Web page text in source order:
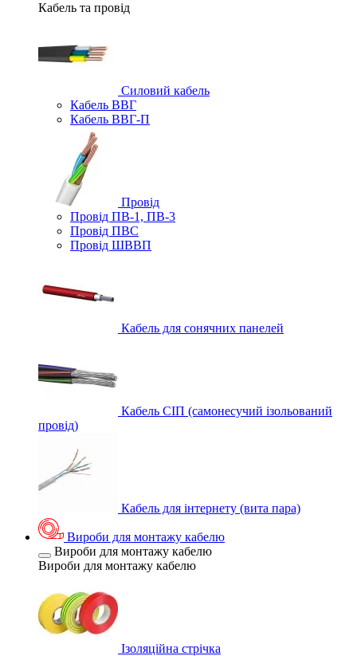
Кабель та провід
Силовий кабель
Кабель ВВГ
Кабель ВВГ-П
Провід
Провід ПВ-1, ПВ-3
Провід ПВС
Провід ШВВП
Кабель для сонячних панелей
Кабель СІП (самонесучий ізольований
провід)
Кабель для інтернету (вита пара)
Вироби для монтажу кабелю
Вироби для монтажу кабелю
Вироби для монтажу кабелю
Ізоляційна стрічка